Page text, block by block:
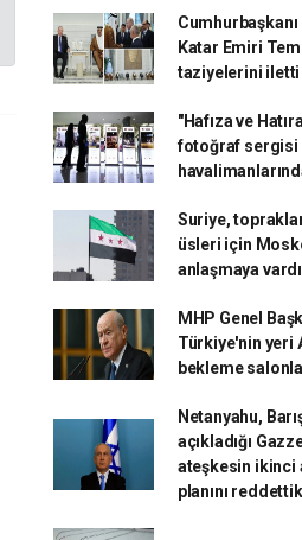
Katar Emiri
taziyelerini iletti
"Hafıza ve
fotoğraf sergisi
Suriye,
üsleri için
anlaşmaya
MHP Genel
Türkiye'nin yeri
bekleme
Netanyahu,
açıkladığı
ateşkesin ikinci
planını